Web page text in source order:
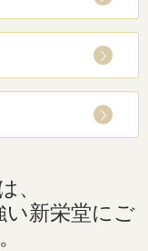
、
い新栄堂にご